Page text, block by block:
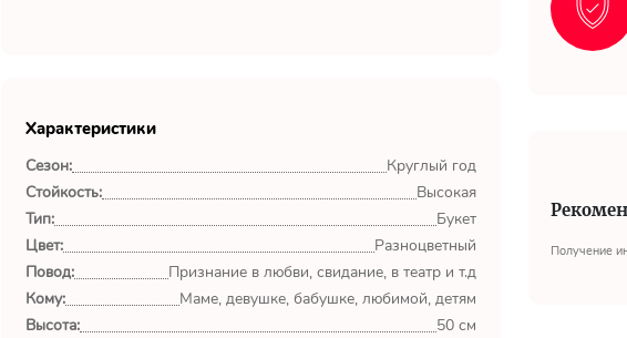
Характеристики
Сезон:
Круглый год
Стойкость:
Высокая
Тип:
Букет
Цвет:
Разноцветный
Повод:
Признание в любви, свидание, в театр и т.д
Кому:
Маме, девушке, бабушке, любимой, детям
Высота:
50 см
Получение